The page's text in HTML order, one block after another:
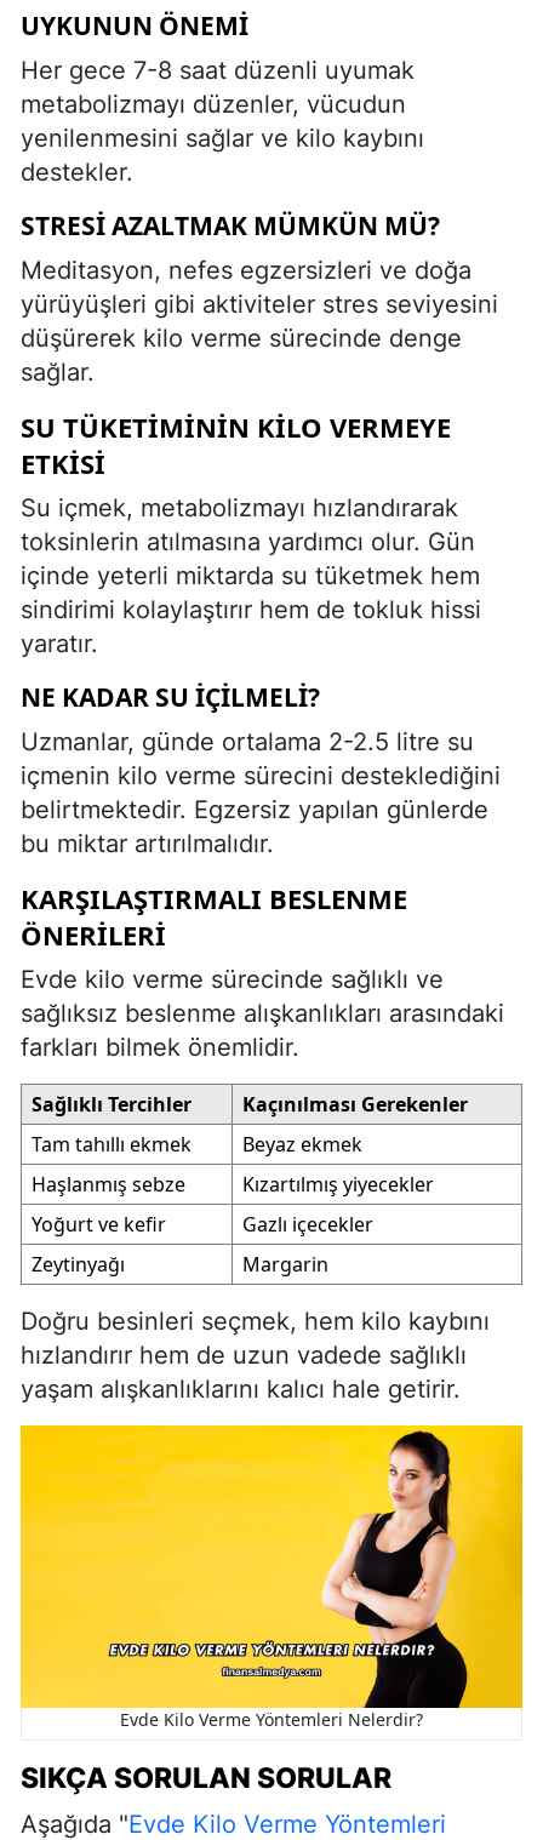
UYKUNUN ÖNEMI
Her gece 7-8 saat düzenli uyumak
metabolizmayı düzenler, vücudun
yenilenmesini sağlar ve kilo kaybını
destekler.
STRESI AZALTMAK MÜMKÜN MÜ?
Meditasyon, nefes egzersizleri ve doğa
yürüyüşleri gibi aktiviteler stres seviyesini
düşürerek kilo verme sürecinde denge
sağlar.
SU TÜKETIMININ KILO VERMEYE
ETKISI
Su içmek, metabolizmayı hızlandırarak
toksinlerin atılmasına yardımcı olur. Gün
içinde yeterli miktarda su tüketmek hem
sindirimi kolaylaştırır hem de tokluk hissi
yaratır.
NE KADAR SU İÇILMELI?
Uzmanlar, günde ortalama 2-2.5 litre su
içmenin kilo verme sürecini desteklediğini
belirtmektedir. Egzersiz yapılan günlerde
bu miktar artırılmalıdır.
KARŞILAŞTIRMALI BESLENME
ÖNERILERI
Evde kilo verme sürecinde sağlıklı ve
sağlıksız beslenme alışkanlıkları arasındaki
farkları bilmek önemlidir.
Sağlıklı Tercihler
Kaçınılması Gerekenler
Tam tahıllı ekmek
Beyaz ekmek
Haşlanmış sebze
Kızartılmış yiyecekler
Yoğurt ve kefir
Gazlı içecekler
Zeytinyağı
Margarin
Doğru besinleri seçmek, hem kilo kaybını
hızlandırır hem de uzun vadede sağlıklı
yaşam alışkanlıklarını kalıcı hale getirir.
Evde Kilo Verme Yöntemleri Nelerdir?
SIKÇA SORULAN SORULAR
Aşağıda "Evde Kilo Verme Yöntemleri